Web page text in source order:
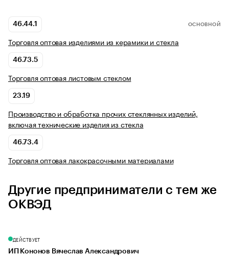
46.44.1 ОСНОВНОЙ
Торговля оптовая изделиями из керамики и стекла
46.73.5
Торговля оптовая листовым стеклом
23.19
Производство и обработка прочих стеклянных изделий,
включая технические изделия из стекла
46.73.4
Торговля оптовая лакокрасочными материалами
Другие предприниматели с тем же
ОКВЭД
ДЕЙСТВУЕТ
ИП Кононов Вячеслав Александрович